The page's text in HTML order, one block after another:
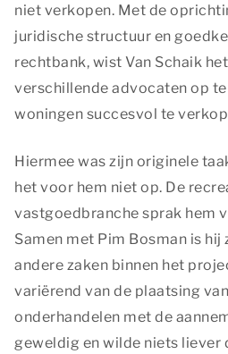
niet verkopen. Met de
juridische structuur en
rechtbank, wist Van Schaik
verschillende advocaten op te
woningen succesvol te
Hiermee was zijn originele
het voor hem niet op. De
vastgoedbranche sprak hem
Samen met Pim Bosman is hij
andere zaken binnen het
variërend van de plaatsing
onderhandelen met de
geweldig en wilde niets liever